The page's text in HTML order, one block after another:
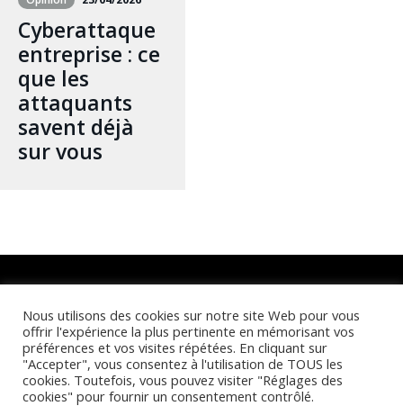
Cyberattaque
entreprise : ce
que les
attaquants
savent déjà
sur vous
Nous utilisons des cookies sur notre site Web pour vous
offrir l'expérience la plus pertinente en mémorisant vos
préférences et vos visites répétées. En cliquant sur
"Accepter", vous consentez à l'utilisation de TOUS les
cookies. Toutefois, vous pouvez visiter "Réglages des
cookies" pour fournir un consentement contrôlé.